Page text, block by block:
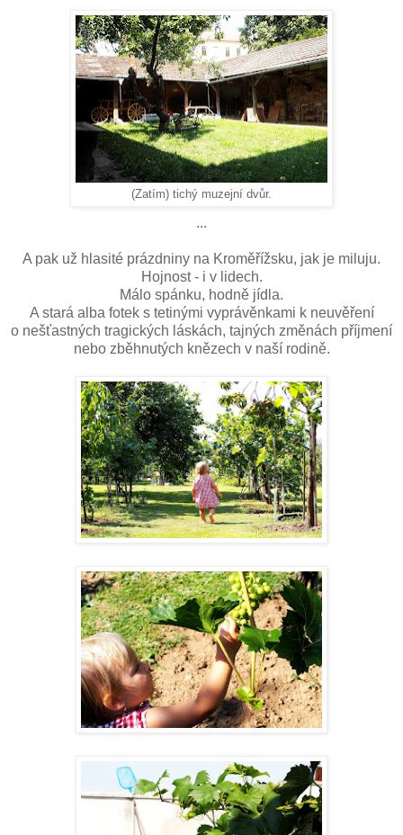
(Zatím) tichý muzejní dvůr.
...
A pak už hlasité prázdniny na Kroměřížsku, jak je miluju.
Hojnost - i v lidech.
Málo spánku, hodně jídla.
A stará alba fotek s tetinými vyprávěnkami k neuvěření
o nešťastných tragických láskách, tajných změnách příjmení
nebo zběhnutých knězech v naší rodině.